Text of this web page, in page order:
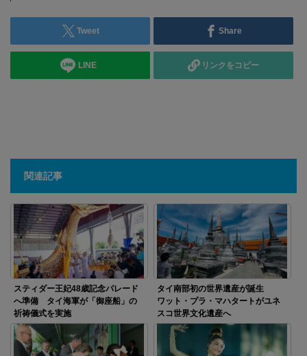
Tweet Share
LINE リンクをコピー
関連記事
スティダー王妃48歳記念パレード
へ準備 タイ海軍が「御座船」の
祈祷儀式を実施
タイ南部初の世界遺産が誕生
ワット・プラ・マハタートがユネ
スコ世界文化遺産へ